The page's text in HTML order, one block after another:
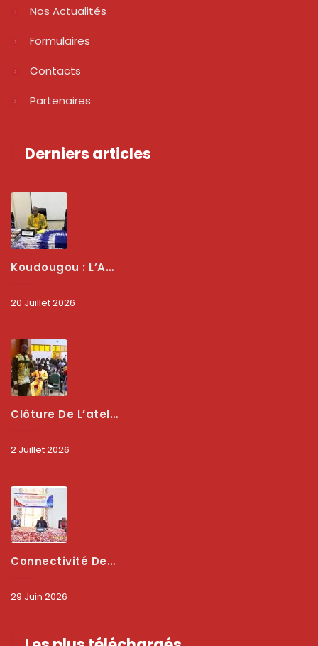
Nos Actualités
Formulaires
Contacts
Partenaires
Derniers articles
Koudougou : L’ARCEP Renforce Le Dialogue Avec Les Associations De Consommateurs Pour Mieux Protéger Les Usagers
20 Juillet 2026
Clôture De L’atelier National : L’ARCEP Et Les Collectivités Territoriales Consolident Leur Partenariat Pour Booster La Qualité Des Services Numériques
2 Juillet 2026
Connectivité Des Territoires : L’ARCEP Et Les Collectivités Territoriales Scellent Un Pacte Stratégique À Bobo-Dioulasso Pour Booster La Qualité Des Réseaux
29 Juin 2026